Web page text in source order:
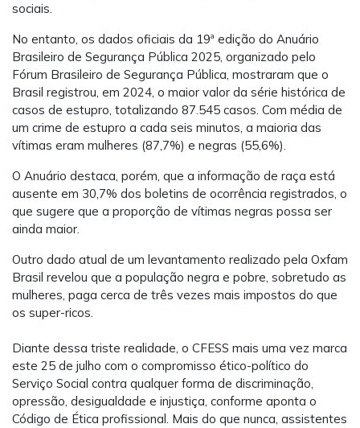
sociais.
No entanto, os dados oficiais da 19ª edição do Anuário
Brasileiro de Segurança Pública 2025, organizado pelo
Fórum Brasileiro de Segurança Pública, mostraram que o
Brasil registrou, em 2024, o maior valor da série histórica de
casos de estupro, totalizando 87.545 casos. Com média de
um crime de estupro a cada seis minutos, a maioria das
vítimas eram mulheres (87,7%) e negras (55,6%).
O Anuário destaca, porém, que a informação de raça está
ausente em 30,7% dos boletins de ocorrência registrados, o
que sugere que a proporção de vítimas negras possa ser
ainda maior.
Outro dado atual de um levantamento realizado pela Oxfam
Brasil revelou que a população negra e pobre, sobretudo as
mulheres, paga cerca de três vezes mais impostos do que
os super-ricos.
Diante dessa triste realidade, o CFESS mais uma vez marca
este 25 de julho com o compromisso ético-político do
Serviço Social contra qualquer forma de discriminação,
opressão, desigualdade e injustiça, conforme aponta o
Código de Ética profissional. Mais do que nunca, assistentes